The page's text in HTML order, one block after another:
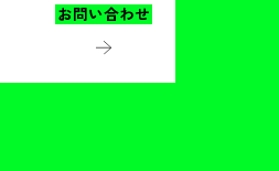
お問い合わせ